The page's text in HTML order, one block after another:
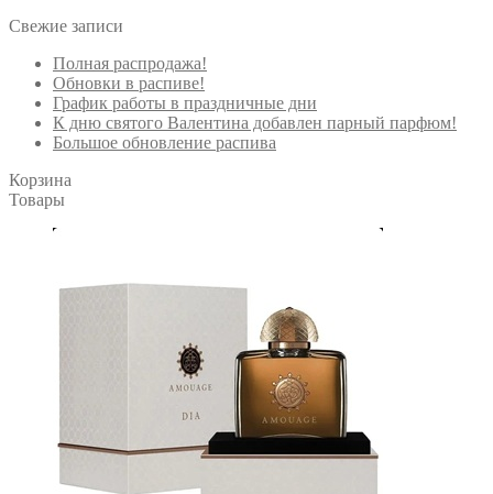
Свежие записи
Полная распродажа!
Обновки в распиве!
График работы в праздничные дни
К дню святого Валентина добавлен парный парфюм!
Большое обновление распива
Корзина
Товары